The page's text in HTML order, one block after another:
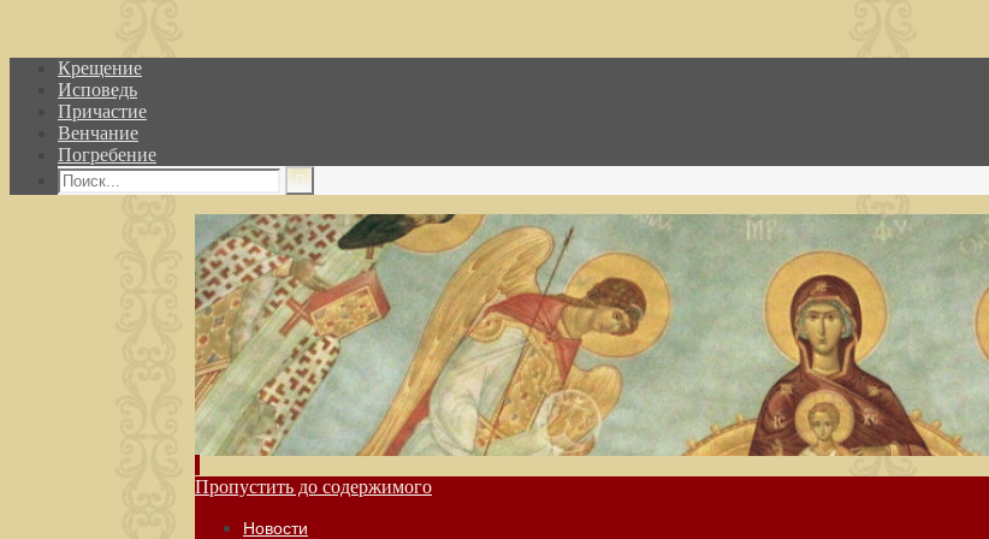
Крещение
Исповедь
Причастие
Венчание
Погребение
Георгиевский храм пос.
Пропустить до содержимого
Новости